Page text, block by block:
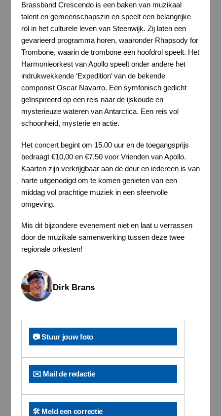
Brassband Crescendo is een baken van muzikaal
talent en gemeenschapszin en speelt een belangrijke
rol in het culturele leven van Steenwijk. Zij laten een
gevarieerd programma horen, waaronder Rhapsody for
Trombone, waarin de trombone een hoofdrol speelt. Het
Harmonieorkest van Apollo speelt onder andere het
indrukwekkende ‘Expedition’ van de bekende
componist Oscar Navarro. Een symfonisch gedicht
geïnspireerd op een reis naar de ijskoude en
mysterieuze wateren van Antarctica. Een reis vol
schoonheid, mysterie en actie.
Het concert begint om 15.00 uur en de toegangsprijs
bedraagt €10,00 en €7,50 voor Vrienden van Apollo.
Kaarten zijn verkrijgbaar aan de deur en iedereen is van
harte uitgenodigd om te komen genieten van een
middag vol prachtige muziek in een sfeervolle
omgeving.
Mis dit bijzondere evenement niet en laat u verrassen
door de muzikale samenwerking tussen deze twee
regionale orkesten!
Dirk Brans
📷 Stuur jouw foto
✉️ Mail de redactie
🛠️ Meld een correctie